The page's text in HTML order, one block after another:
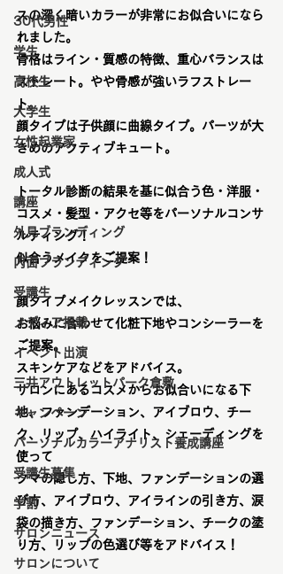
30代男性
学生
高校生
大学生
女性起業家
成人式
講座
外見ブランディング
内面ブランディング
受講生
メディア掲載
イベント出演
三井アウトレットパーク倉敷
キャンペーン
パーソナルカラーアナリスト養成講座
受講生募集
学割
サロンニュース
サロンについて
スの深く暗いカラーが非常にお似合いになら
れました。
骨格はライン・質感の特徴、重心バランスは
ストレート。やや骨感が強いラフストレー
ト。
顔タイプは子供顔に曲線タイプ。パーツが大
きめのアクティブキュート。
トータル診断の結果を基に似合う色・洋服・
コスメ・髪型・アクセ等をパーソナルコンサ
ルティング！
似合うメイクをご提案！
顔タイプメイクレッスンでは、
お悩みに合わせて化粧下地やコンシーラーを
ご提案。
スキンケアなどをアドバイス。
サロンにあるコスメからお似合いになる下
地、ファンデーション、アイブロウ、チー
ク、リップ、ハイライト、シェーディングを
使って
クマの隠し方、下地、ファンデーションの選
び方、アイブロウ、アイラインの引き方、涙
袋の描き方、ファンデーション、チークの塗
り方、リップの色選び等をアドバイス！